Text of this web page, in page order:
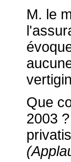
M. le
Que
2003